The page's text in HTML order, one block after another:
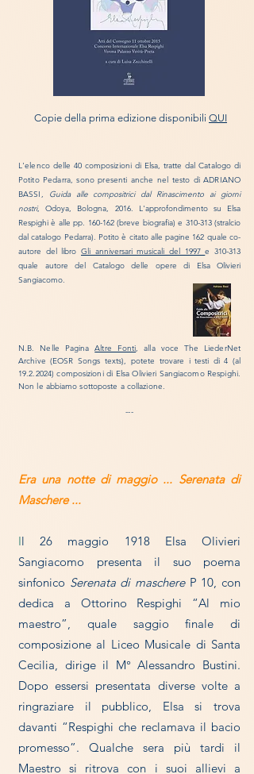
Copie della prima edizione disponibili QUI
L'elenco delle 40 composizioni di Elsa, tratte dal Catalogo di
Potito Pedarra, sono presenti anche nel testo di ADRIANO
BASSI,
Guida alle compositrici dal Rinascimento ai giorni
nostri, Odoya, Bologna, 2016. L'approfondimento su Elsa
Respighi è alle pp. 160-162 (breve biografia) e 310-313 (stralcio
dal catalogo Pedarra). Potito è citato alle pagine 162 quale co-
autore del libro Gli anniversari musicali del 1997e 310-313
quale autore del Catalogo delle opere di Elsa Olivieri
Sangiacomo.
N.B. Nelle PaginaAltre Fonti, alla voce The LiederNet
Archive (EOSR Songs texts), potete trovare i testi di 4 (al
19.2.2024) composizioni di Elsa Olivieri Sangiacomo Respighi.
Non le abbiamo sottoposte a collazione.
---
Era una notte di maggio ... Serenata di
Maschere ...
Il 26 maggio 1918 Elsa Olivieri
Sangiacomo presenta il suo poema
sinfonico Serenata di maschere P 10, con
dedica a Ottorino Respighi “Al mio
maestro”, quale saggio finale di
composizione al Liceo Musicale di Santa
Cecilia, dirige il M° Alessandro Bustini.
Dopo essersi presentata diverse volte a
ringraziare il pubblico, Elsa si trova
davanti “Respighi che reclamava il bacio
promesso”. Qualche sera più tardi il
Maestro si ritrova con i suoi allievi a